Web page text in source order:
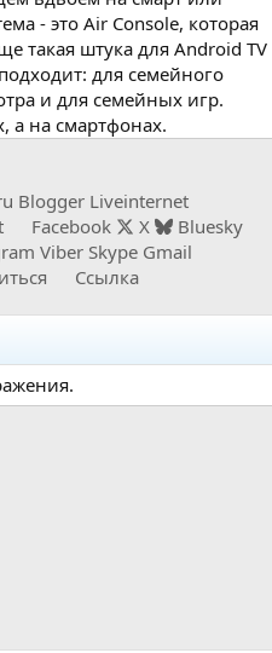
- это Air Console, которая
такая штука для Android TV
для семейного
и для семейных игр.
а на смартфонах.
Blogger Liveinternet
Facebook X
Bluesky
Viber Skype Gmail
Ссылка